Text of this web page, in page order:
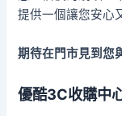
提供一個讓您安心
期待在門市見到您
優酷3C收購中